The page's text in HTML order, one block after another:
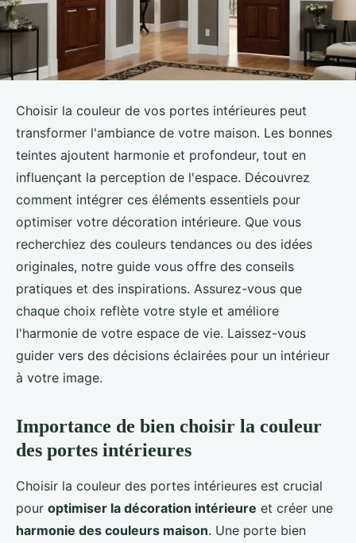
Choisir la couleur de vos portes intérieures peut
transformer l'ambiance de votre maison. Les bonnes
teintes ajoutent harmonie et profondeur, tout en
influençant la perception de l'espace. Découvrez
comment intégrer ces éléments essentiels pour
optimiser votre décoration intérieure. Que vous
recherchiez des couleurs tendances ou des idées
originales, notre guide vous offre des conseils
pratiques et des inspirations. Assurez-vous que
chaque choix reflète votre style et améliore
l'harmonie de votre espace de vie. Laissez-vous
guider vers des décisions éclairées pour un intérieur
à votre image.
Importance de bien choisir la couleur
des portes intérieures
Choisir la couleur des portes intérieures est crucial
pour optimiser la décoration intérieure et créer une
harmonie des couleurs maison. Une porte bien